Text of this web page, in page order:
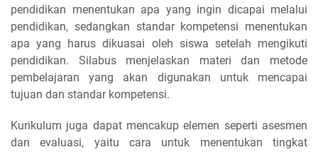
pendidikan menentukan apa yang ingin dicapai melalui
pendidikan, sedangkan standar kompetensi menentukan
apa yang harus dikuasai oleh siswa setelah mengikuti
pendidikan. Silabus menjelaskan materi dan metode
pembelajaran yang akan digunakan untuk mencapai
tujuan dan standar kompetensi.
Kurikulum juga dapat mencakup elemen seperti asesmen
dan evaluasi, yaitu cara untuk menentukan tingkat